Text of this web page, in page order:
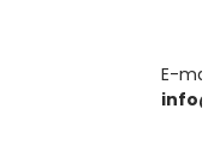
E-mail